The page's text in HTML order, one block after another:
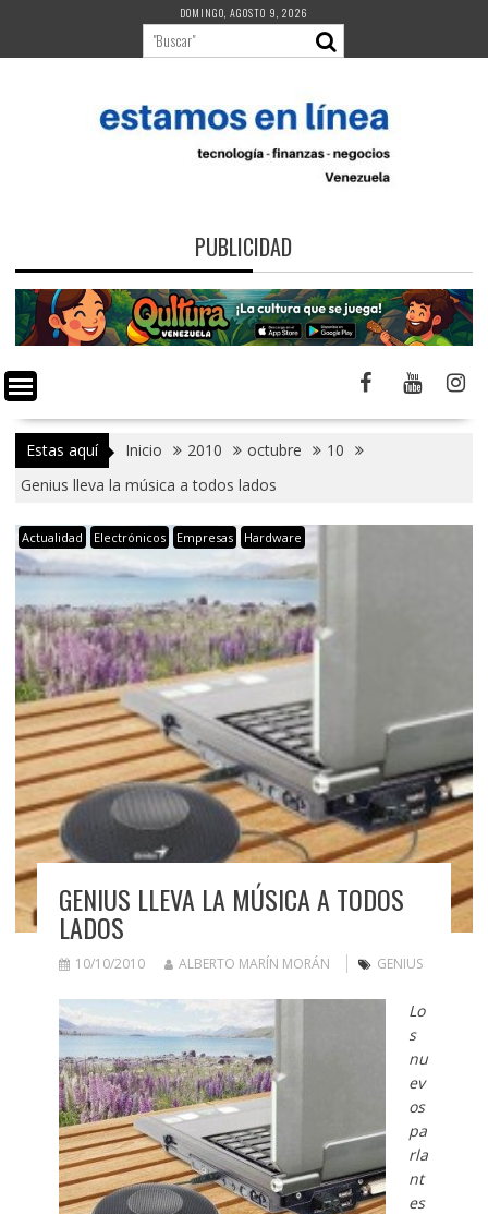
contenido
DOMINGO, AGOSTO 9, 2026
PUBLICIDAD
Estas aquí Inicio 2010 octubre
10
Genius lleva la música a todos lados
Actualidad Electrónicos Empresas Hardware
GENIUS LLEVA LA MÚSICA A TODOS
LADOS
10/10/2010 ALBERTO MARÍN MORÁN GENIUS
Lo
s
nu
ev
os
pa
rla
nt
es